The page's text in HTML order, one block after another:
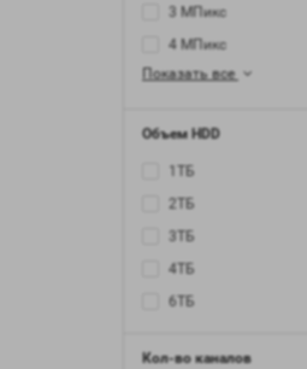
3 МПикс
4 МПикс
Показать все
Объем HDD
1ТБ
2ТБ
3ТБ
4ТБ
6ТБ
Кол-во каналов